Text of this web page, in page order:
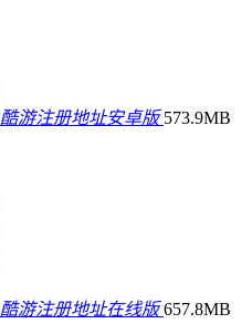
酷游注册地址安卓版 573.9MB
酷游注册地址在线版 657.8MB